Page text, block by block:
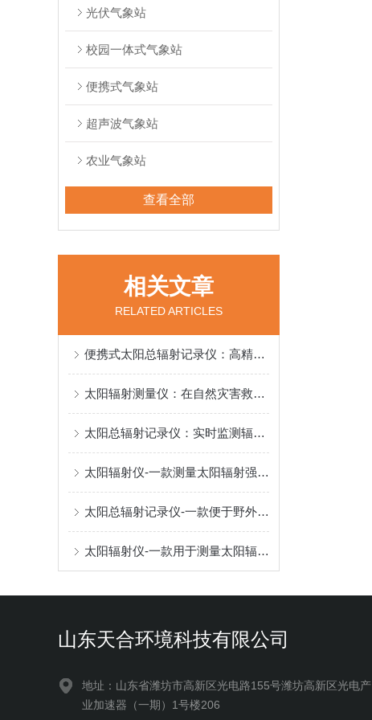
光伏气象站
校园一体式气象站
便携式气象站
超声波气象站
农业气象站
查看全部
相关文章
RELATED ARTICLES
便携式太阳总辐射记录仪：高精度热电堆传感器，低功耗设计，长期野外监测
太阳辐射测量仪：在自然灾害救援中，可迅速部署并提供实时辐射数据
太阳总辐射记录仪：实时监测辐射强度，优化光伏板角度，提升发电效率
太阳辐射仪-一款测量太阳辐射强度的太阳总辐射检测仪2024顺丰包邮
太阳总辐射记录仪-一款便于野外监测使用的高精度自动气象观测设备2024顺丰
太阳辐射仪-一款用于测量太阳辐射能量的总辐射记录仪2024顺丰包邮
山东天合环境科技有限公司
地址：山东省潍坊市高新区光电路155号潍坊高新区光电产
业加速器（一期）1号楼206